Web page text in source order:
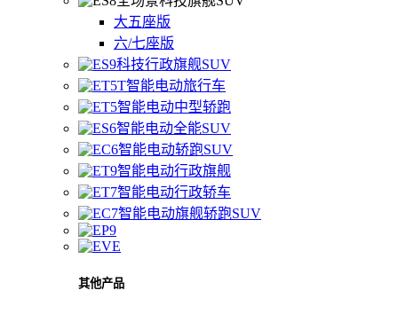
大五座版
六/七座版
科技行政旗舰SUV
智能电动旅行车
智能电动中型轿跑
智能电动全能SUV
智能电动轿跑SUV
智能电动行政旗舰
智能电动行政轿车
智能电动旗舰轿跑SUV
其他产品